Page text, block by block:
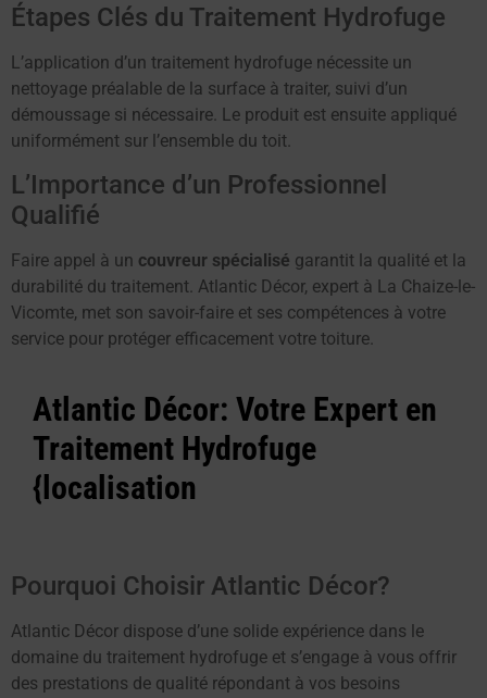
Étapes Clés du Traitement Hydrofuge
L’application d’un traitement hydrofuge nécessite un
nettoyage préalable de la surface à traiter, suivi d’un
démoussage si nécessaire. Le produit est ensuite appliqué
uniformément sur l’ensemble du toit.
L’Importance d’un Professionnel
Qualifié
Faire appel à un couvreur spécialisé garantit la qualité et la
durabilité du traitement. Atlantic Décor, expert à La Chaize-le-
Vicomte, met son savoir-faire et ses compétences à votre
service pour protéger efficacement votre toiture.
Atlantic Décor: Votre Expert en
Traitement Hydrofuge
{localisation
Pourquoi Choisir Atlantic Décor?
Atlantic Décor dispose d’une solide expérience dans le
domaine du traitement hydrofuge et s’engage à vous offrir
des prestations de qualité répondant à vos besoins